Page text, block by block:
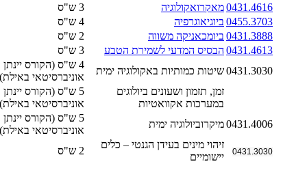
0431.4616מאקרואקולוגיה
3 ש"ס
0455.3703 ביוגיאוגרפיה
4 ש"ס
0431.3888 ביומכאניקה משווה
2 ש"ס
0431.4613 הבסיס המדעי לשמירת הטבע
3 ש"ס
0431.3030שיטות כמותיות באקולוגיה ימית
4 ש"ס (הקורס יינתן
אוניברסיטאי באילת)
זמן, תזמון ושעונים ביולוגים
במערכות אקוואטיות
5 ש"ס (הקורס יינתן
אוניברסיטאי באילת)
0431.4006מיקרוביולוגיה ימית
5 ש"ס (הקורס יינתן
אוניברסיטאי באילת)
0431.3030
זיהוי מינים בעידן הגנטי – כלים
יישומיים
2 ש"ס